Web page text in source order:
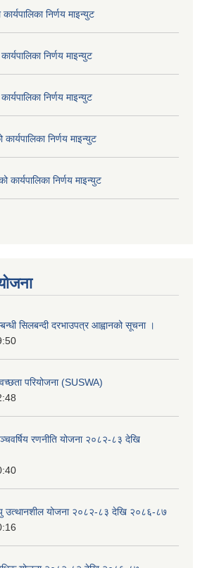
निर्णय माइन्युट
निर्णय माइन्युट
निर्णय माइन्युट
निर्णय माइन्युट
निर्णय माइन्युट
सिलबन्दी दरभाउपत्र आह्वानको सूचना ।
परियोजना (SUSWA)
रणनीति योजना २०८२-८३ देखि
उत्थानशील योजना २०८२-८३ देखि २०८६-८७